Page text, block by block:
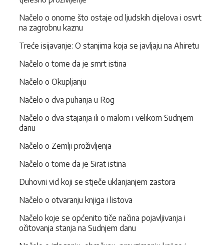
Načelo o onome što ostaje od ljudskih dijelova i osvrt
na zagrobnu kaznu
Treće isijavanje: O stanjima koja se javljaju na Ahiretu
Načelo o tome da je smrt istina
Načelo o Okupljanju
Načelo o dva puhanja u Rog
Načelo o dva stajanja ili o malom i velikom Sudnjem
danu
Načelo o Zemlji proživljenja
Načelo o tome da je Sirat istina
Duhovni vid koji se stječe uklanjanjem zastora
Načelo o otvaranju knjiga i listova
Načelo koje se općenito tiče načina pojavljivanja i
očitovanja stanja na Sudnjem danu